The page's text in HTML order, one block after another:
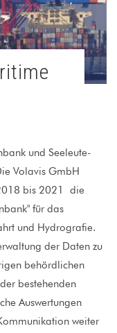
und Seeleute-
Volavis GmbH
bis 2021 die
für das
und Hydrografie.
der Daten zu
behördlichen
bestehenden
Auswertungen
weiter